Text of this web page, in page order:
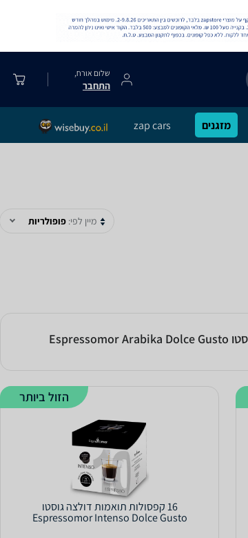
שלום אורח,
התחבר
מזגנים zap cars
מיין לפי: פופולריות
הזול ביותר
16 קפסולות תואמות דולצה גוסטו
Espressomor Intenso Dolce Gusto